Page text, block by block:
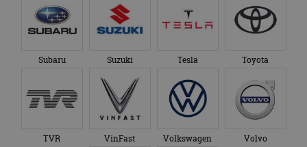
Subaru Suzuki Tesla Toyota
TVR VinFast Volkswagen Volvo